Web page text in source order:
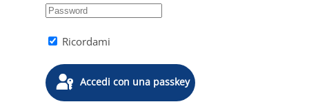
Ricordami
Accedi con una passkey